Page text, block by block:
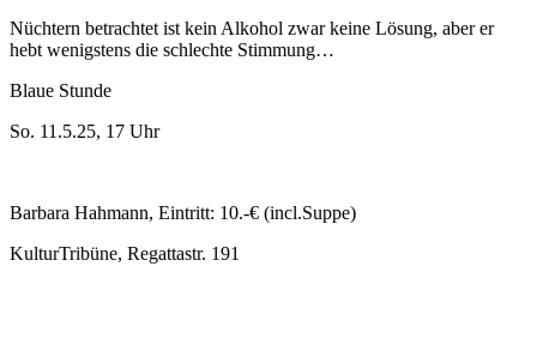
Nüchtern betrachtet ist kein Alkohol zwar keine Lösung, aber er
hebt wenigstens die schlechte Stimmung…
Blaue Stunde
So. 11.5.25, 17 Uhr
Barbara Hahmann, Eintritt: 10.-€ (incl.Suppe)
KulturTribüne, Regattastr. 191